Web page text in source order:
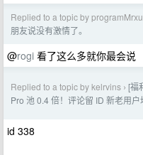
Replied to a topic by programMrxu
朋友说没有激情了。
@rogi 看了这么多就你最会说
Replied to a topic by kelrvins › [福
Pro 池 0.4 倍！评论留 ID 新老用户
id 338